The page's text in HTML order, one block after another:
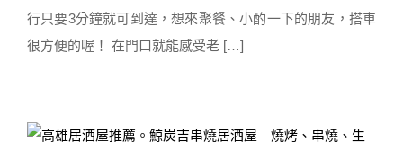
行只要3分鐘就可到達，想來聚餐、小酌一下的朋友，搭車
很方便的喔！ 在門口就能感受老 […]